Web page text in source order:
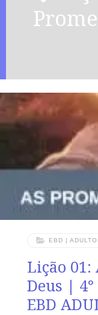
EBD |
Lição 01:
Deus |
EBD